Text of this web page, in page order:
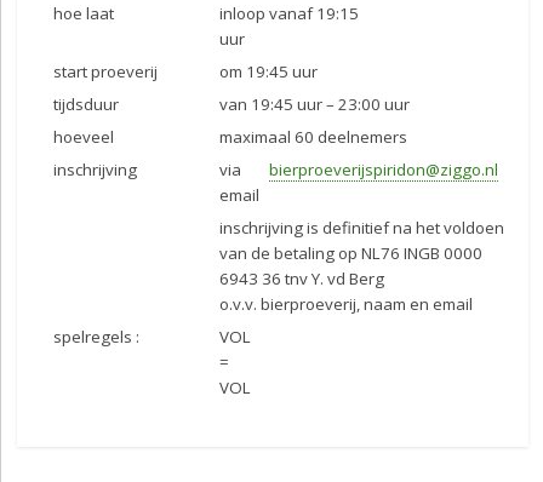
hoe laat
inloop vanaf 19:15
uur
start proeverij
om 19:45 uur
tijdsduur
van 19:45 uur – 23:00 uur
hoeveel
maximaal 60 deelnemers
inschrijving
via
email
bierproeverijspiridon@ziggo.nl
inschrijving is definitief na het voldoen
van de betaling op NL76 INGB 0000
6943 36 tnv Y. vd Berg
o.v.v. bierproeverij, naam en email
spelregels :
VOL
=
VOL